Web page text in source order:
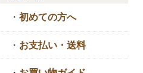
・ 初めての方へ
・ お支払い・送料